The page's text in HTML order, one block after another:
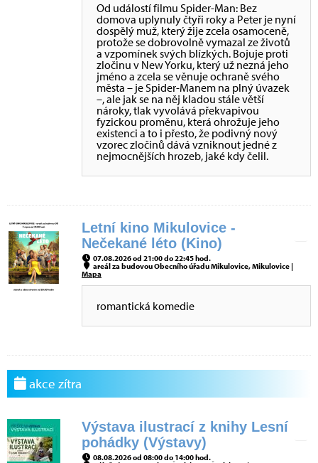
Od událostí filmu Spider-Man: Bez
domova uplynuly čtyři roky a Peter je nyní
dospělý muž, který žije zcela osamoceně,
protože se dobrovolně vymazal ze životů
a vzpomínek svých blízkých. Bojuje proti
zločinu v New Yorku, který už nezná jeho
jméno a zcela se věnuje ochraně svého
města – je Spider-Manem na plný úvazek
–, ale jak se na něj kladou stále větší
nároky, tlak vyvolává překvapivou
fyzickou proměnu, která ohrožuje jeho
existenci a to i přesto, že podivný nový
vzorec zločinů dává vzniknout jedné z
nejmocnějších hrozeb, jaké kdy čelil.
Letní kino Mikulovice -
Nečekané léto (Kino)
07.08.2026 od 21:00 do 22:45 hod.
areál za budovou Obecního úřadu Mikulovice, Mikulovice |
Mapa
romantická komedie
akce zítra
Výstava ilustrací z knihy Lesní
pohádky (Výstavy)
08.08.2026 od 08:00 do 14:00 hod.